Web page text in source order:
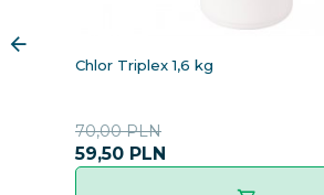
Chlor Triplex 1,6 kg
59,50 PLN
70,00 PLN